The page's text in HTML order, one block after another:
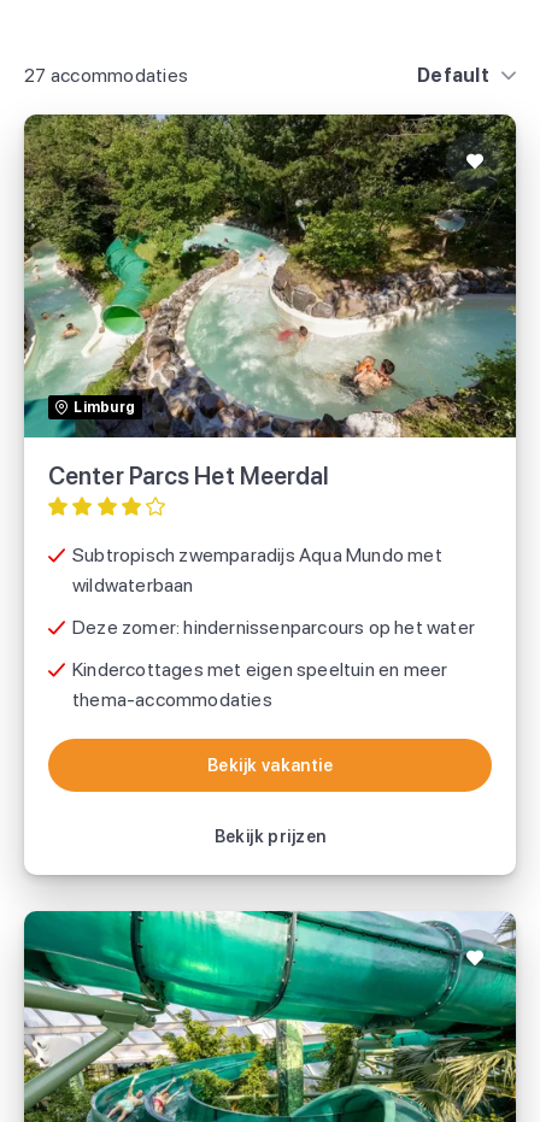
27 accommodaties Default
Limburg
Center Parcs Het Meerdal
Subtropisch zwemparadijs Aqua Mundo met
wildwaterbaan
Deze zomer: hindernissenparcours op het water
Kindercottages met eigen speeltuin en meer
thema-accommodaties
Bekijk vakantie
Bekijk prijzen
Center Parcs Het Meerdal
TUI
Voordeeluitjes.nl
Bekijk vakantie
Center Parcs Het Heijderbos